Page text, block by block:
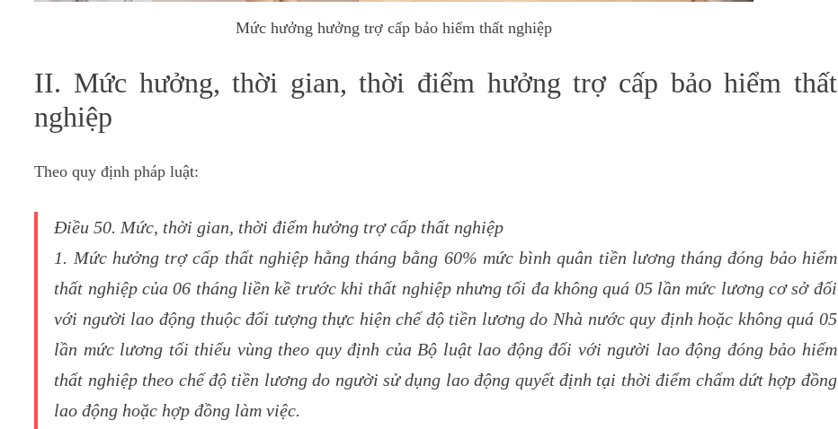
Mức hưởng hưởng trợ cấp bảo hiểm thất nghiệp
II. Mức hưởng, thời gian, thời điểm hưởng trợ cấp bảo hiểm thất
nghiệp
Theo quy định pháp luật:
Điều 50. Mức, thời gian, thời điểm hưởng trợ cấp thất nghiệp
1. Mức hưởng trợ cấp thất nghiệp hằng tháng bằng 60% mức bình quân tiền lương tháng đóng bảo hiểm
thất nghiệp của 06 tháng liền kề trước khi thất nghiệp nhưng tối đa không quá 05 lần mức lương cơ sở đối
với người lao động thuộc đối tượng thực hiện chế độ tiền lương do Nhà nước quy định hoặc không quá 05
lần mức lương tối thiểu vùng theo quy định của Bộ luật lao động đối với người lao động đóng bảo hiểm
thất nghiệp theo chế độ tiền lương do người sử dụng lao động quyết định tại thời điểm chấm dứt hợp đồng
lao động hoặc hợp đồng làm việc.